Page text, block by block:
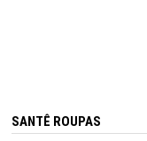
SANTÊ ROUPAS